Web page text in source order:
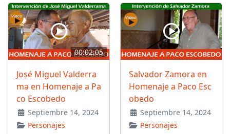
00:02:05
José Miguel Valderra
ma en Homenaje a Pa
co Escobedo
Septiembre 14, 2024
Personajes
Salvador Zamora en
Homenaje a Paco Esc
obedo
Septiembre 14, 2024
Personajes